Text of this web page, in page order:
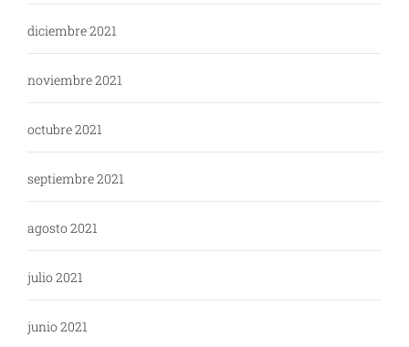
diciembre 2021
noviembre 2021
octubre 2021
septiembre 2021
agosto 2021
julio 2021
junio 2021